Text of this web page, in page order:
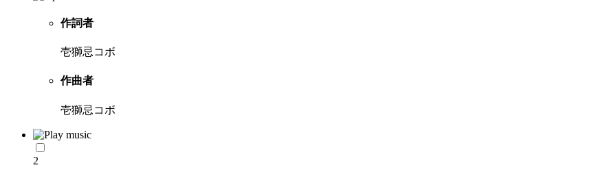
作詞者
壱獅忌コボ
作曲者
壱獅忌コボ
2